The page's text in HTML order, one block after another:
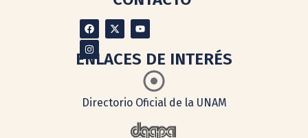
ENLACES DE INTERÉS
Directorio Oficial de la UNAM